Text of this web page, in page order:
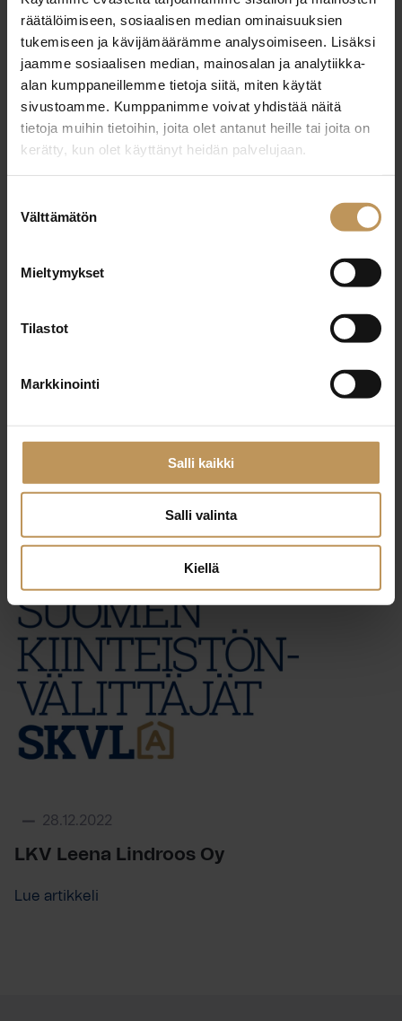
räätälöimiseen, sosiaalisen median ominaisuuksien
tukemiseen ja kävijämäärämme analysoimiseen. Lisäksi
jaamme sosiaalisen median, mainosalan ja analytiikka-
alan kumppaneillemme tietoja siitä, miten käytät
sivustoamme. Kumppanimme voivat yhdistää näitä
tietoja muihin tietoihin, joita olet antanut heille tai joita on
kerätty, kun olet käyttänyt heidän palvelujaan.
valinta
Välttämätön
Mieltymykset
Tilastot
Markkinointi
Salli kaikki
Salli valinta
Kiellä
29.2.2024
Leena Lindroos
Lue artikkeli
Tony Lindroos
Lue artikkeli
28.12.2022
LKV Leena Lindroos Oy
Lue artikkeli